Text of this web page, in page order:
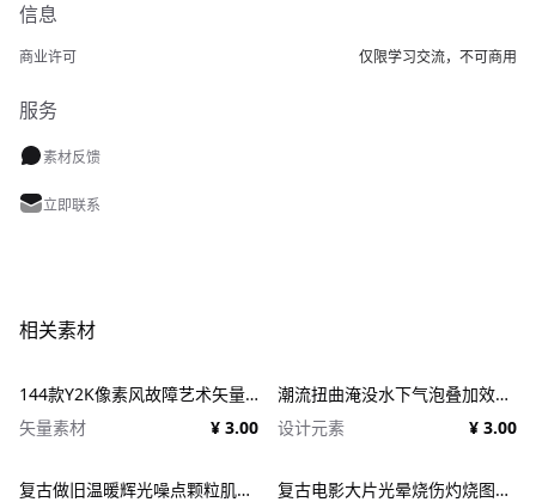
信息
商业许可 仅限学习交流，不可商用
服务
素材反馈
立即联系
相关素材
144款Y2K像素风故障艺术矢量元素 Dithering Bitmap Vector Shapes Collection
矢量素材
¥ 3.00
潮流扭曲淹没水下气泡叠加效果照片人像修图PS特效滤镜插件样机 Deluge Underwater Photo Effect
设计元素
¥ 3.00
复古做旧温暖辉光噪点颗粒肌理人像图像修图PS特效滤镜插件样机模板+LUT调色预设 EFCO LOOKS: VERSION 1.0
复古电影大片光晕烧伤灼烧图片照片后期处理特效PSD样机 Light Leaks Overlays Template